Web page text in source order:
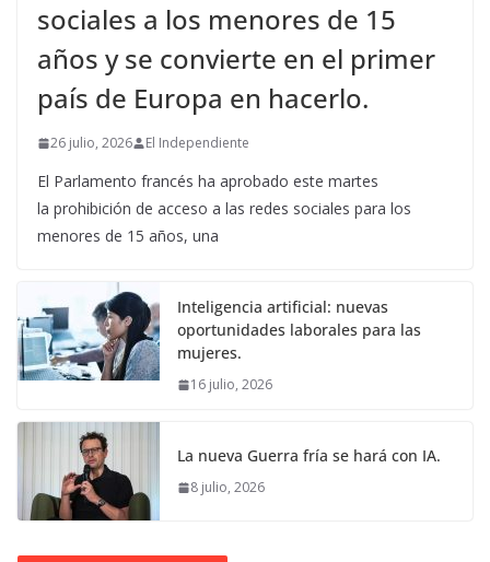
sociales a los menores de 15
años y se convierte en el primer
país de Europa en hacerlo.
26 julio, 2026 El Independiente
El Parlamento francés ha aprobado este martes
la prohibición de acceso a las redes sociales para los
menores de 15 años, una
Inteligencia artificial: nuevas
oportunidades laborales para las
mujeres.
16 julio, 2026
La nueva Guerra fría se hará con IA.
8 julio, 2026